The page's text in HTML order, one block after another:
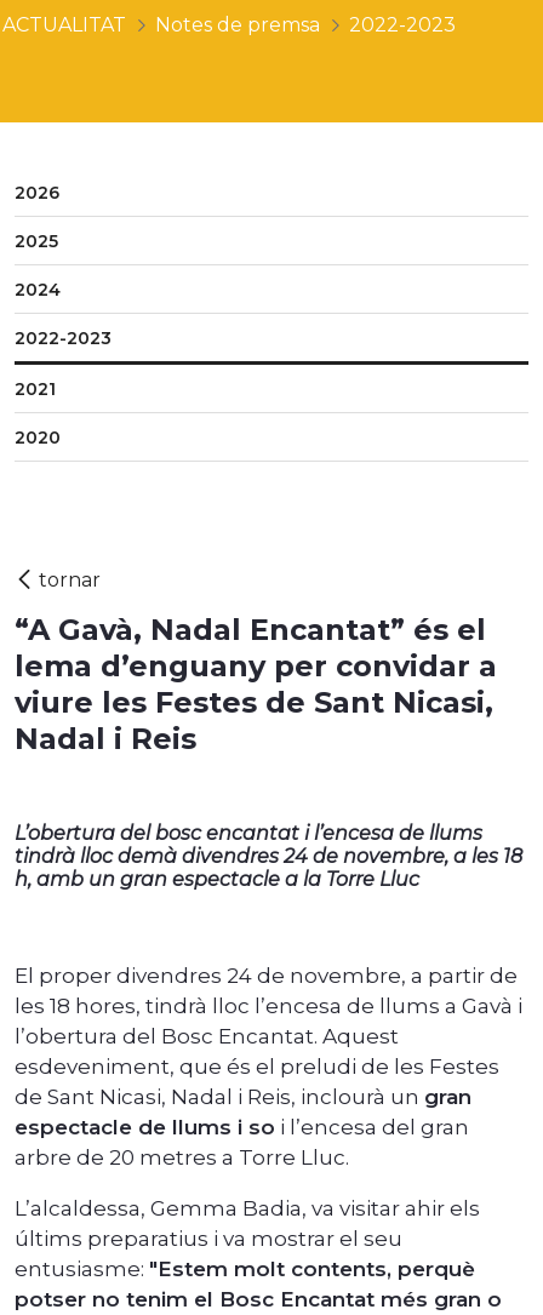
ACTUALITAT Notes de premsa 2022-2023
2026
2025
2024
2022-2023
2021
2020
“A Gavà, Nadal Encantat” és el
lema d’enguany per convidar a
viure les Festes de Sant Nicasi,
Nadal i Reis
L’obertura del bosc encantat i l’encesa de llums
tindrà lloc demà divendres 24 de novembre, a les 18
h, amb un gran espectacle a la Torre Lluc
El proper divendres 24 de novembre, a partir de
les 18 hores, tindrà lloc l’encesa de llums a Gavà i
l’obertura del Bosc Encantat. Aquest
esdeveniment, que és el preludi de les Festes
de Sant Nicasi, Nadal i Reis, inclourà un gran
espectacle de llums i so i l’encesa del gran
arbre de 20 metres a Torre Lluc.
L’alcaldessa, Gemma Badia, va visitar ahir els
últims preparatius i va mostrar el seu
entusiasme: "Estem molt contents, perquè
potser no tenim el Bosc Encantat més gran o